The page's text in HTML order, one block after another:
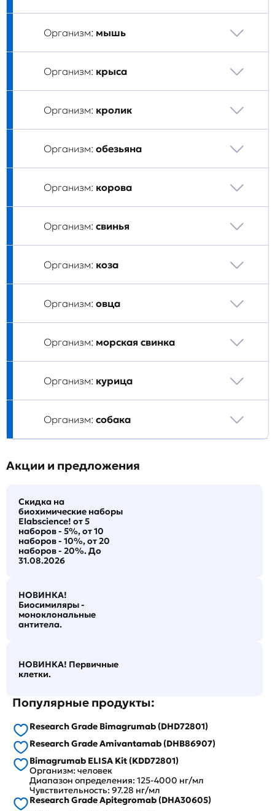
Организм: мышь
Организм: крыса
Организм: кролик
Организм: обезьяна
Организм: корова
Организм: свинья
Организм: коза
Организм: овца
Организм: морская свинка
Организм: курица
Организм: собака
Акции и предложения
Скидка на
биохимические наборы
Elabscience! от 5
наборов - 5%, от 10
наборов - 10%, от 20
наборов - 20%. До
31.08.2026
НОВИНКА!
Биосимиляры -
моноклональные
антитела.
НОВИНКА! Первичные
клетки.
Популярные продукты:
Research Grade Bimagrumab (DHD72801)
Research Grade Amivantamab (DHB86907)
Bimagrumab ELISA Kit (KDD72801)
Организм: человек
Диапазон определения: 125-4000 нг/мл
Чувствительность: 97.28 нг/мл
Research Grade Apitegromab (DHA30605)